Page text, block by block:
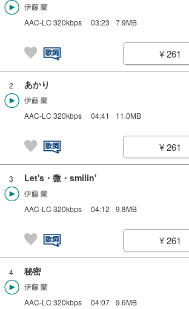
伊藤 蘭
AAC-LC 320kbps
03:23 7.9MB
¥ 261
2 あかり
伊藤 蘭
AAC-LC 320kbps
04:41 11.0MB
¥ 261
3 Let's・微・smilin'
伊藤 蘭
AAC-LC 320kbps
04:12 9.8MB
¥ 261
4 秘密
伊藤 蘭
AAC-LC 320kbps
04:07 9.6MB